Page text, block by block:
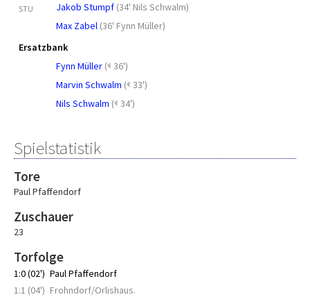
STU Jakob Stumpf (34' Nils Schwalm)
Max Zabel (36' Fynn Müller)
Ersatzbank
Fynn Müller ( 36')
Marvin Schwalm ( 33')
Nils Schwalm ( 34')
Spielstatistik
Tore
Paul Pfaffendorf
Zuschauer
23
Torfolge
1:0 (02') Paul Pfaffendorf
1:1 (04') Frohndorf/Orlishaus.